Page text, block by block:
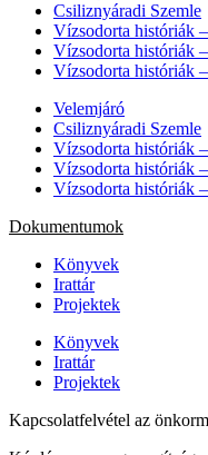
Csiliznyáradi Szemle
Vízsodorta históriák
Vízsodorta históriák
Vízsodorta históriák
Velemjáró
Csiliznyáradi Szemle
Vízsodorta históriák
Vízsodorta históriák
Vízsodorta históriák
Dokumentumok
Könyvek
Irattár
Projektek
Könyvek
Irattár
Projektek
Kapcsolatfelvétel az